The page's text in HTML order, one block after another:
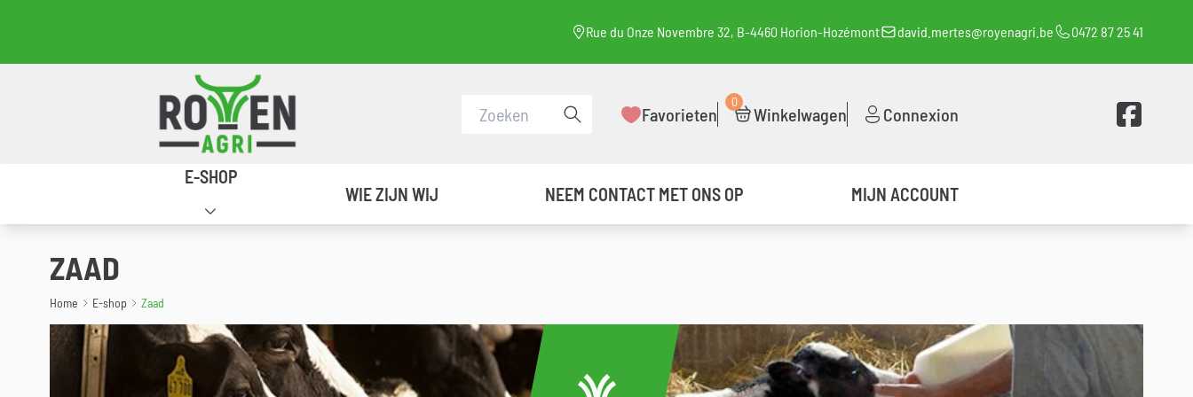
Rue du Onze Novembre 32, B-4460 Horion-Hozémont
david.mertes@royenagri.be 0472 87 25 41
Retour à la page d'accueil
Een zoekopdracht uitvoeren
Favorieten
0
Winkelwagen Connexion Voir la page
E-SHOP
WIE ZIJN WIJ
NEEM CONTACT MET ONS OP MIJN ACCOUNT
ZAAD
Home E-shop Zaad